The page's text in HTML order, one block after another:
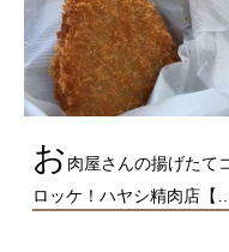
お肉屋さんの揚げたて
ロッケ！ハヤシ精肉店【